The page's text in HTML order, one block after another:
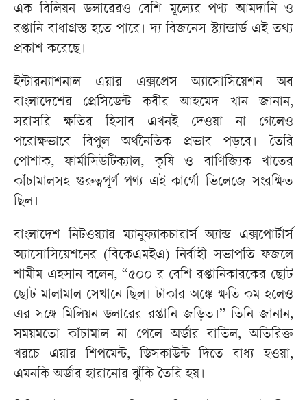
এক বিলিয়ন ডলারেরও বেশি মূল্যের পণ্য আমদানি ও
রপ্তানি বাধাগ্রস্ত হতে পারে। দ্য বিজনেস স্ট্যান্ডার্ড এই তথ্য
প্রকাশ করেছে।
ইন্টারন্যাশনাল এয়ার এক্সপ্রেস অ্যাসোসিয়েশন অব
বাংলাদেশের প্রেসিডেন্ট কবীর আহমেদ খান জানান,
সরাসরি ক্ষতির হিসাব এখনই দেওয়া না গেলেও
পরোক্ষভাবে বিপুল অর্থনৈতিক প্রভাব পড়বে। তৈরি
পোশাক, ফার্মাসিউটিক্যাল, কৃষি ও বাণিজ্যিক খাতের
কাঁচামালসহ গুরুত্বপূর্ণ পণ্য এই কার্গো ভিলেজে সংরক্ষিত
ছিল।
বাংলাদেশ নিটওয়্যার ম্যানুফ্যাকচারার্স অ্যান্ড এক্সপোর্টার্স
অ্যাসোসিয়েশনের (বিকেএমইএ) নির্বাহী সভাপতি ফজলে
শামীম এহসান বলেন, “৫০০-র বেশি রপ্তানিকারকের ছোট
ছোট মালামাল সেখানে ছিল। টাকার অঙ্কে ক্ষতি কম হলেও
এর সঙ্গে মিলিয়ন ডলারের রপ্তানি জড়িত।” তিনি জানান,
সময়মতো কাঁচামাল না পেলে অর্ডার বাতিল, অতিরিক্ত
খরচে এয়ার শিপমেন্ট, ডিসকাউন্ট দিতে বাধ্য হওয়া,
এমনকি অর্ডার হারানোর ঝুঁকি তৈরি হয়।